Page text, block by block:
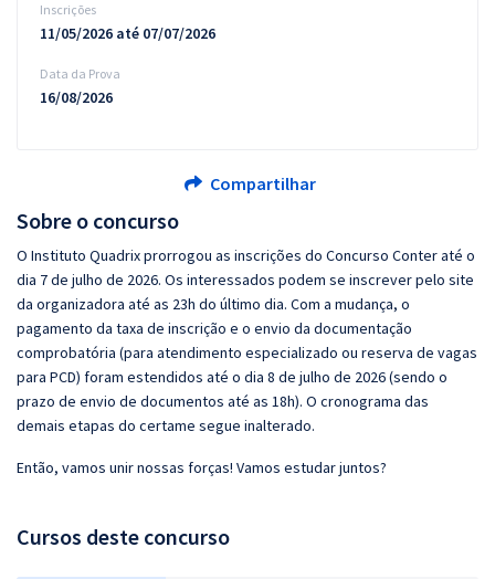
Sobre o concurso
O Instituto Quadrix prorrogou as inscrições do Concurso Conter até o
dia 7 de julho de 2026. Os interessados podem se inscrever pelo site
da organizadora até as 23h do último dia. Com a mudança, o
pagamento da taxa de inscrição e o envio da documentação
comprobatória (para atendimento especializado ou reserva de vagas
para PCD) foram estendidos até o dia 8 de julho de 2026 (sendo o
prazo de envio de documentos até as 18h). O cronograma das
demais etapas do certame segue inalterado.
Então, vamos unir nossas forças! Vamos estudar juntos?
Cursos deste concurso
Inscrições
11/05/2026 até 07/07/2026
Data da Prova
16/08/2026
Compartilhar